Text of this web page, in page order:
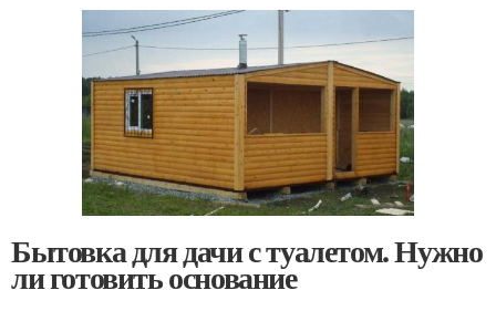
Бытовка для дачи с туалетом. Нужно
ли готовить основание